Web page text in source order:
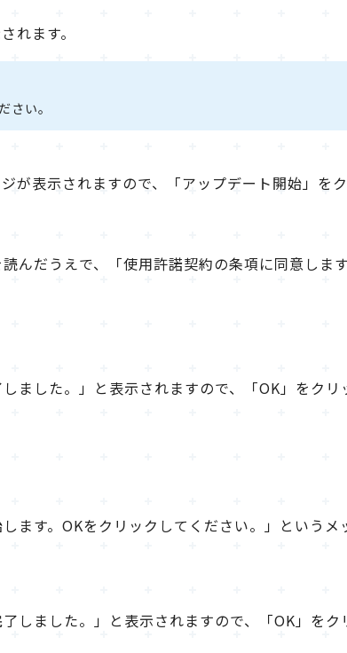
れます。
さい。
が表示されますので、「アップデート開始」を
んだうえで、「使用許諾契約の条項に同意しま
ました。」と表示されますので、「OK」をクリ
ます。OKをクリックしてください。」というメ
しました。」と表示されますので、「OK」をク